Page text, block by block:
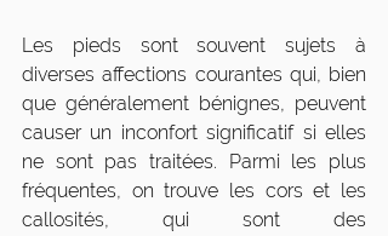
Les pieds sont souvent sujets à
diverses affections courantes qui, bien
que généralement bénignes, peuvent
causer un inconfort significatif si elles
ne sont pas traitées. Parmi les plus
fréquentes, on trouve les cors et les
callosités, qui sont des